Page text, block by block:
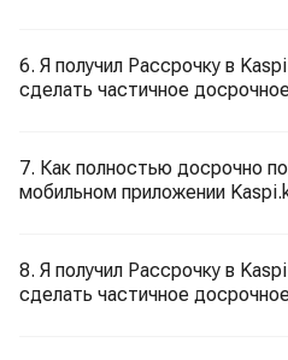
6. Я получил Рассрочку в
сделать частичное
7. Как полностью досрочно
мобильном приложении
8. Я получил Рассрочку в
сделать частичное